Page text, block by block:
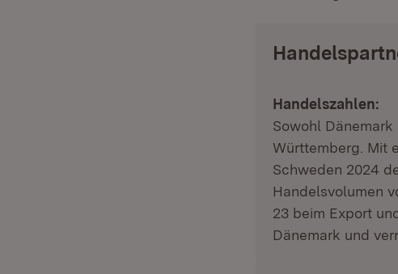
Handelszahlen:
Sowohl
Württemberg. Mit
Schweden 2024
Handelsvolumen
23 beim Export
Dänemark und